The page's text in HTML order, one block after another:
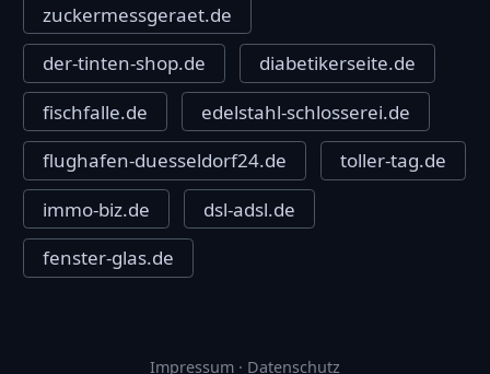
zuckermessgeraet.de
der-tinten-shop.de
diabetikerseite.de
fischfalle.de
edelstahl-schlosserei.de
flughafen-duesseldorf24.de
toller-tag.de
immo-biz.de
dsl-adsl.de
fenster-glas.de
Impressum · Datenschutz